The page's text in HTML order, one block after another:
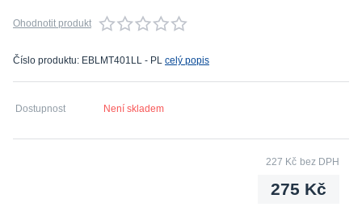
Ohodnotit produkt
Číslo produktu: EBLMT401LL - PL celý popis
Dostupnost Není skladem
275 Kč
227 Kč bez DPH